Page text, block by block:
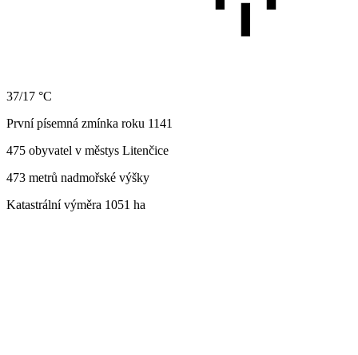
37/17 °C
První písemná zmínka roku 1141
475 obyvatel v městys Litenčice
473 metrů nadmořské výšky
Katastrální výměra 1051 ha